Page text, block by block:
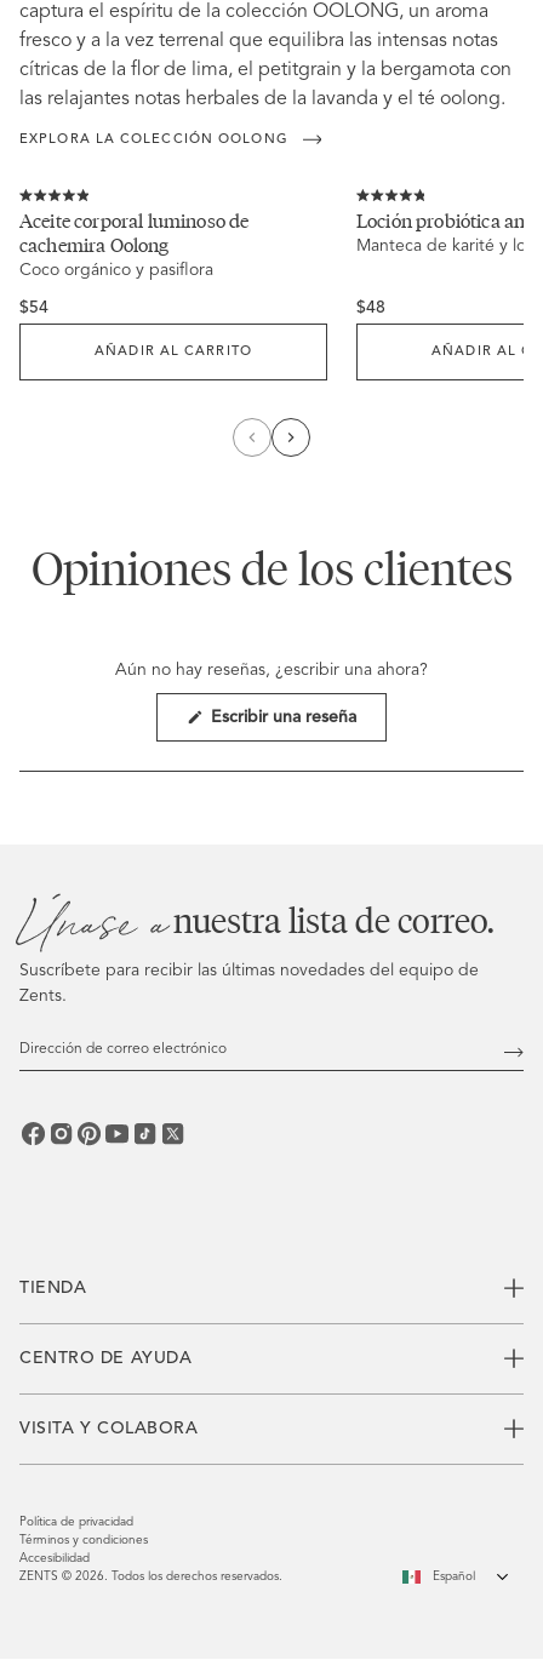
captura el espíritu de la colección OOLONG, un aroma
fresco y a la vez terrenal que equilibra las intensas notas
cítricas de la flor de lima, el petitgrain y la bergamota con
las relajantes notas herbales de la lavanda y el té oolong.
EXPLORA LA COLECCIÓN OOLONG
Calificado
4.9
de
5
estrellas
para
desplazarte
las
Aceite corporal luminoso de
cachemira Oolong
Coco orgánico y pasiflora
Regular
$54
AÑADIR AL CARRITO
Calificado
4.8
de
clic
para
desplazarte
Loción probiótica
Manteca de karité y
Regular
$48
AÑADIR AL
Opiniones de los clientes
Aún no hay reseñas, ¿escribir una ahora?
Escribir una reseña(Se
TIENDA
CENTRO DE AYUDA
VISITA Y COLABORA
Únase anuestra lista de correo.
Suscríbete para recibir las últimas novedades del equipo de
Zents.
Dirección
Español
Política de privacidad
Términos y condiciones
Accesibilidad
ZENTS © 2026. Todos los derechos reservados.